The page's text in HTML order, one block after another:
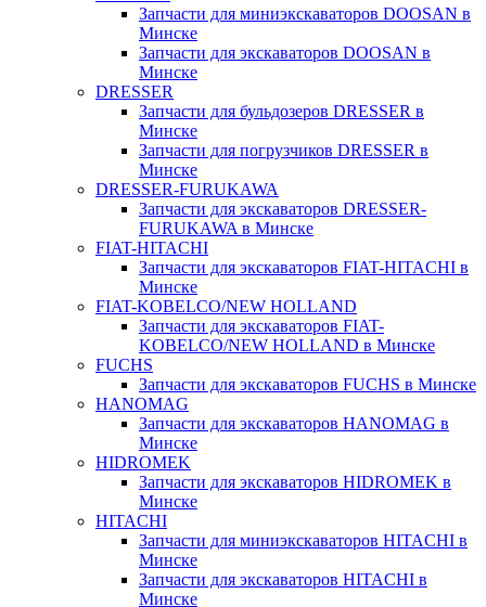
Запчасти для миниэкскаваторов DOOSAN в
Минске
Запчасти для экскаваторов DOOSAN в
Минске
DRESSER
Запчасти для бульдозеров DRESSER в
Минске
Запчасти для погрузчиков DRESSER в
Минске
DRESSER-FURUKAWA
Запчасти для экскаваторов DRESSER-
FURUKAWA в Минске
FIAT-HITACHI
Запчасти для экскаваторов FIAT-HITACHI в
Минске
FIAT-KOBELCO/NEW HOLLAND
Запчасти для экскаваторов FIAT-
KOBELCO/NEW HOLLAND в Минске
FUCHS
Запчасти для экскаваторов FUCHS в Минске
HANOMAG
Запчасти для экскаваторов HANOMAG в
Минске
HIDROMEK
Запчасти для экскаваторов HIDROMEK в
Минске
HITACHI
Запчасти для миниэкскаваторов HITACHI в
Минске
Запчасти для экскаваторов HITACHI в
Минске